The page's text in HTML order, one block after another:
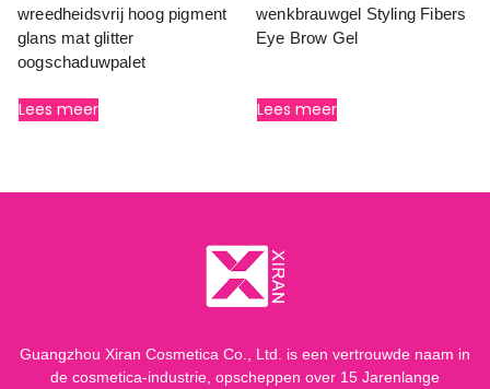
wreedheidsvrij hoog pigment
glans mat glitter
oogschaduwpalet
Lees meer
wenkbrauwgel Styling Fibers
Eye Brow Gel
Lees meer
Guangzhou Xiran Cosmetica Co., Ltd. is een vertrouwde naam in
de cosmetica-industrie, opscheppen over 15 Jarenlange